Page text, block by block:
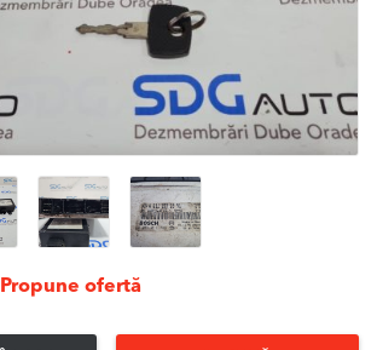
Propune ofertă